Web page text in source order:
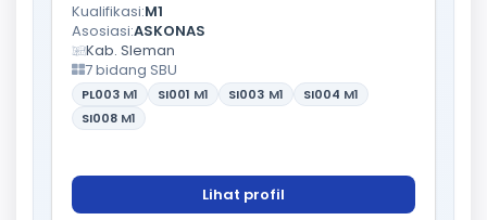
Kualifikasi:M1
Asosiasi:ASKONAS
Kab. Sleman
7 bidang SBU
PL003 M1 SI001 M1 SI003 M1 SI004 M1
SI008 M1
Lihat profil